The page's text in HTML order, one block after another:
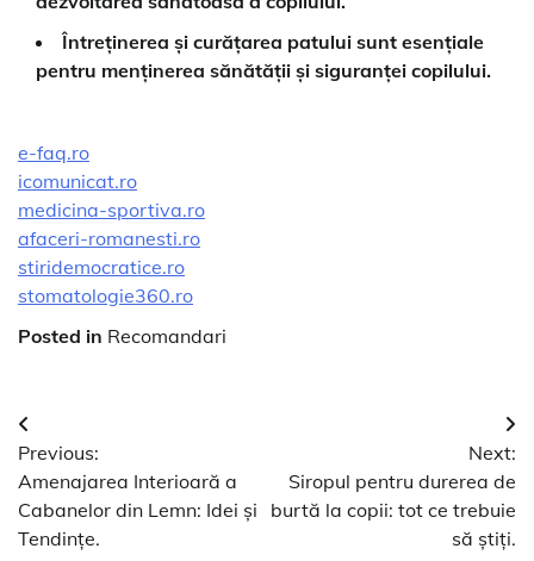
Întreținerea și curățarea patului sunt esențiale
pentru menținerea sănătății și siguranței copilului.
e-faq.ro
icomunicat.ro
medicina-sportiva.ro
afaceri-romanesti.ro
stiridemocratice.ro
stomatologie360.ro
Posted in Recomandari
Navigare
în
articole
Previous:
Amenajarea Interioară a
Cabanelor din Lemn: Idei și
Tendințe.
Next:
Siropul pentru durerea de
burtă la copii: tot ce trebuie
să știți.